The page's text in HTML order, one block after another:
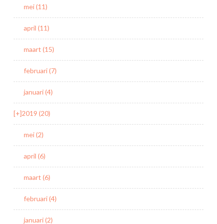
mei (11)
april (11)
maart (15)
februari (7)
januari (4)
[+]2019 (20)
mei (2)
april (6)
maart (6)
februari (4)
januari (2)